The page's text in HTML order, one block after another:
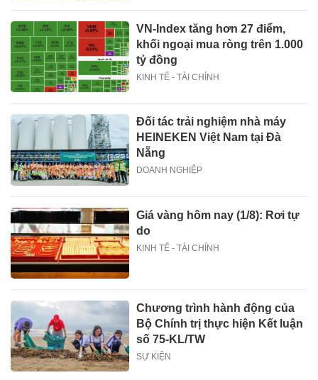
VN-Index tăng hơn 27 điểm,
khối ngoại mua ròng trên 1.000
tỷ đồng
KINH TẾ - TÀI CHÍNH
Đối tác trải nghiệm nhà máy
HEINEKEN Việt Nam tại Đà
Nẵng
DOANH NGHIỆP
Giá vàng hôm nay (1/8): Rơi tự
do
KINH TẾ - TÀI CHÍNH
Chương trình hành động của
Bộ Chính trị thực hiện Kết luận
số 75-KL/TW
SỰ KIỆN